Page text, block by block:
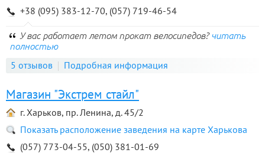
+38 (095) 383-12-70, (057) 719-46-54
У вас работает летом прокат велосипедов? читать
полностью
5 отзывов Подробная информация
Магазин "Экстрем стайл"
г. Харьков, пр. Ленина, д. 45/2
Показать расположение заведения на карте Харькова
(057) 773-04-55, (050) 381-01-69